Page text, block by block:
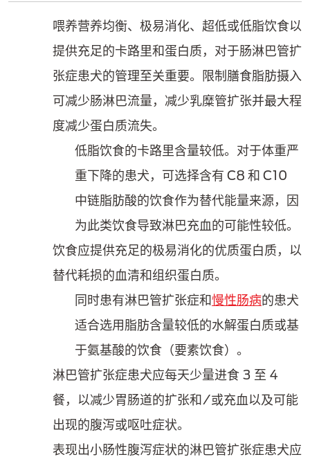
喂养营养均衡、极易消化、超低或低脂饮食以
提供充足的卡路里和蛋白质，对于肠淋巴管扩
张症患犬的管理至关重要。限制膳食脂肪摄入
可减少肠淋巴流量，减少乳糜管扩张并最大程
度减少蛋白质流失。
低脂饮食的卡路里含量较低。对于体重严
重下降的患犬，可选择含有 C8 和 C10
中链脂肪酸的饮食作为替代能量来源，因
为此类饮食导致淋巴充血的可能性较低。
饮食应提供充足的极易消化的优质蛋白质，以
替代耗损的血清和组织蛋白质。
同时患有淋巴管扩张症和慢性肠病的患犬
适合选用脂肪含量较低的水解蛋白质或基
于氨基酸的饮食（要素饮食）。
淋巴管扩张症患犬应每天少量进食 3 至 4
餐，以减少胃肠道的扩张和/或充血以及可能
出现的腹泻或呕吐症状。
表现出小肠性腹泻症状的淋巴管扩张症患犬应